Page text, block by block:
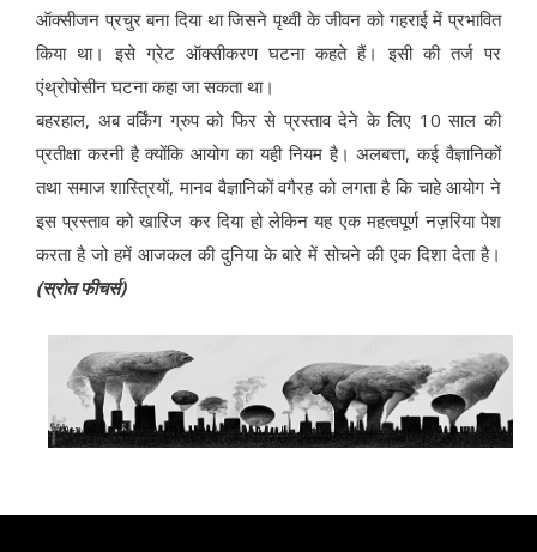
ऑक्सीजन प्रचुर बना दिया था जिसने पृथ्वी के जीवन को गहराई में प्रभावित
किया था। इसे ग्रेट ऑक्सीकरण घटना कहते हैं। इसी की तर्ज पर
एंथ्रोपोसीन घटना कहा जा सकता था।
बहरहाल, अब वर्किंग ग्रुप को फिर से प्रस्ताव देने के लिए 10 साल की
प्रतीक्षा करनी है क्योंकि आयोग का यही नियम है। अलबत्ता, कई वैज्ञानिकों
तथा समाज शास्त्रियों, मानव वैज्ञानिकों वगैरह को लगता है कि चाहे आयोग ने
इस प्रस्ताव को खारिज कर दिया हो लेकिन यह एक महत्वपूर्ण नज़रिया पेश
करता है जो हमें आजकल की दुनिया के बारे में सोचने की एक दिशा देता है।
(स्रोत फीचर्स)